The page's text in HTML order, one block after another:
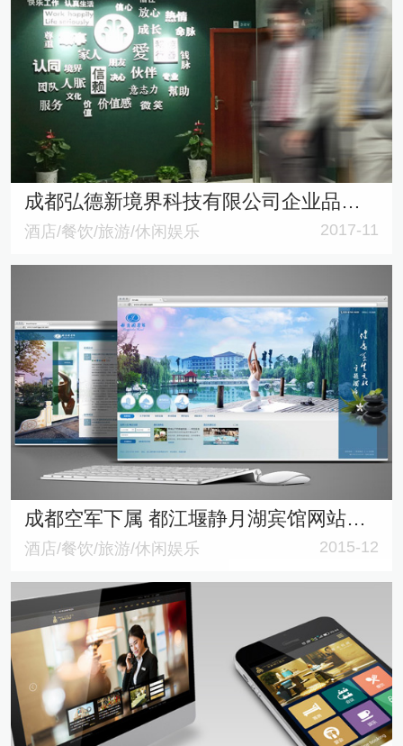
成都弘德新境界科技有限公司企业品牌策划、文化氛围设计与打造
酒店/餐饮/旅游/休闲娱乐 2017-11
成都空军下属 都江堰静月湖宾馆网站建设
酒店/餐饮/旅游/休闲娱乐 2015-12